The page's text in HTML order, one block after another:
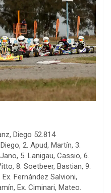
Diego 52.814
2. Apud, Martín, 3.
5. Lanigau, Cassio, 6.
8. Soetbeer, Bastian, 9.
Fernández Salvioni,
Ex. Ciminari, Mateo.